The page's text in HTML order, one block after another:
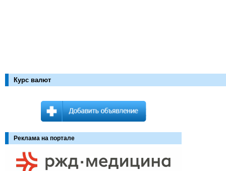
Курс валют
Реклама на портале